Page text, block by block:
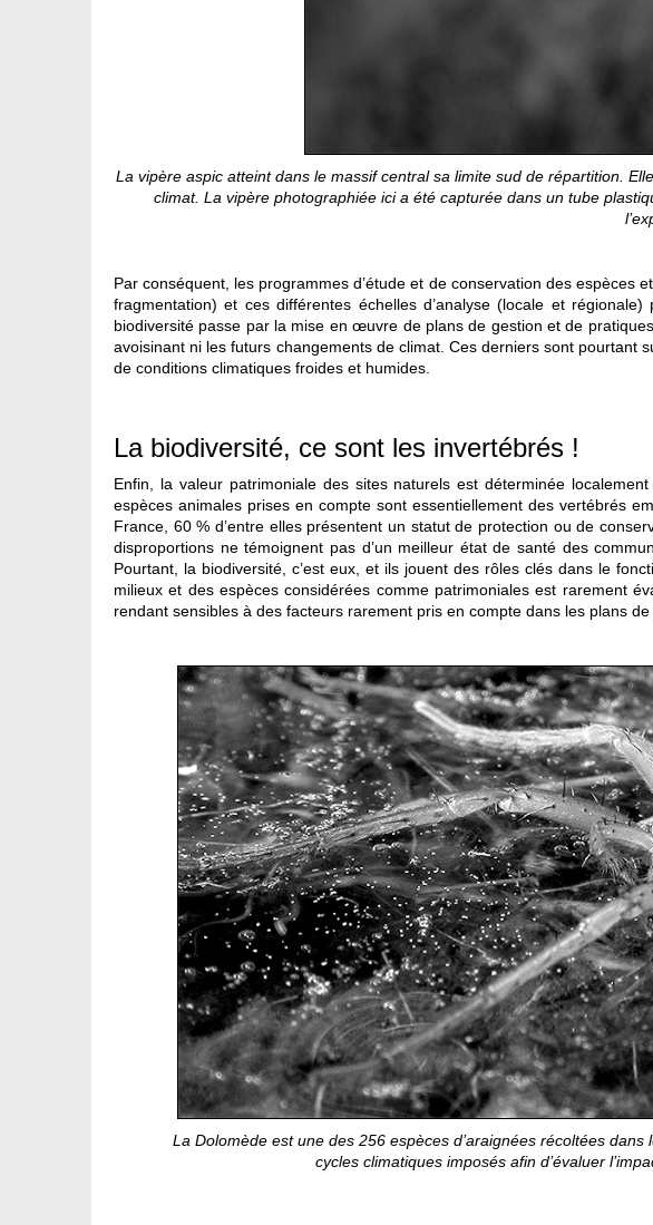
La vipère aspic atteint dans le massif central sa limite sud de répartition.
climat. La vipère photographiée ici a été capturée dans un tube
Par conséquent, les programmes d’étude et de conservation des espèces
fragmentation) et ces différentes échelles d’analyse (locale et
biodiversité passe par la mise en œuvre de plans de gestion et de
avoisinant ni les futurs changements de climat. Ces derniers sont pourtant
de conditions climatiques froides et humides.
La biodiversité, ce sont les invertébrés !
Enfin, la valeur patrimoniale des sites naturels est déterminée
espèces animales prises en compte sont essentiellement des vertébrés
France, 60 % d’entre elles présentent un statut de protection ou de
disproportions ne témoignent pas d’un meilleur état de santé des
Pourtant, la biodiversité, c’est eux, et ils jouent des rôles clés dans le
milieux et des espèces considérées comme patrimoniales est rarement
rendant sensibles à des facteurs rarement pris en compte dans les plans
La Dolomède est une des 256 espèces d’araignées récoltées
cycles climatiques imposés afin d’évaluer